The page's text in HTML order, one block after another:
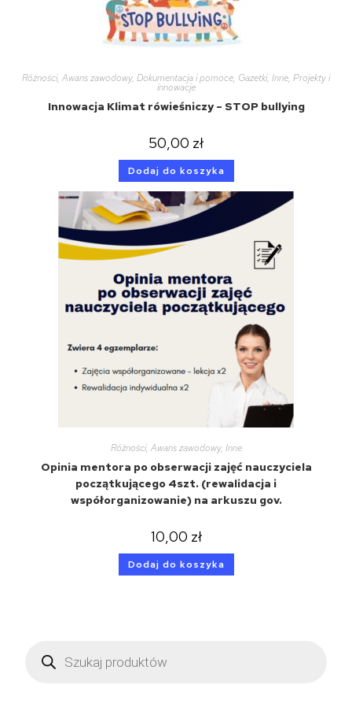
Różności, Awans zawodowy, Dokumentacja i pomoce, Gazetki, Inne, Projekty i
innowacje
Innowacja Klimat rówieśniczy – STOP bullying
50,00 zł
Dodaj do koszyka
Różności, Awans zawodowy, Inne
Opinia mentora po obserwacji zajęć nauczyciela
początkującego 4szt. (rewalidacja i
współorganizowanie) na arkuszu gov.
10,00 zł
Dodaj do koszyka